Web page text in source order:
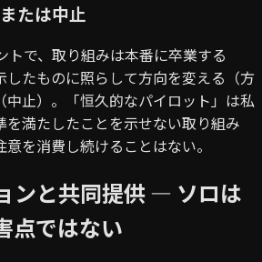
たは中止
トで、取り組みは本番に卒業する
したものに照らして方向を変える（方
中止）。「恒久的なパイロット」は私
を満たしたことを示せない取り組み
を消費し続けることはない。
ンと共同提供 — ソロは
点ではない